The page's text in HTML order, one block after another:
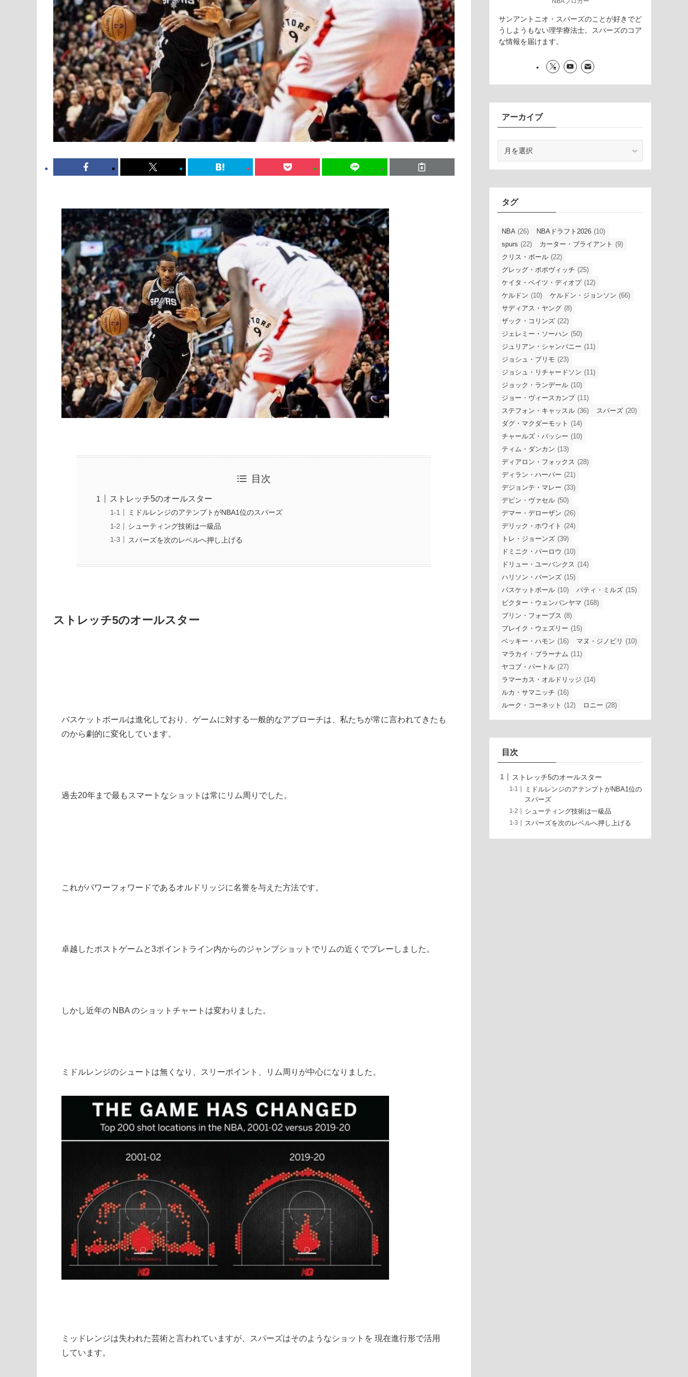
目次
ストレッチ5のオールスター
ミドルレンジのアテンプトがNBA1位のスパーズ
シューティング技術は一級品
スパーズを次のレベルへ押し上げる
ストレッチ5のオールスター
バスケットボールは進化しており、ゲームに対する一般的なアプローチは、私たちが常に言われてきたも
のから劇的に変化しています。
過去20年まで最もスマートなショットは常にリム周りでした。
これがパワーフォワードであるオルドリッジに名誉を与えた方法です。
卓越したポストゲームと3ポイントライン内からのジャンプショットでリムの近くでプレーしました。
しかし近年の NBA のショットチャートは変わりました。
ミドルレンジのシュートは無くなり、スリーポイント、リム周りが中心になりました。
ミッドレンジは失われた芸術と言われていますが、スパーズはそのようなショットを 現在進行形で活用
しています。
サンアントニオ・スパーズのことが好きでど
うしようもない理学療法士。スパーズのコア
な情報を届けます。
アーカイブ
ブ
タグ
NBA (26) NBAドラフト2026 (10)
spurs (22) カーター・ブライアント (9)
クリス・ポール (22)
グレッグ・ポポヴィッチ (25)
ケイタ・ベイツ・ディオプ (12)
ケルドン (10) ケルドン・ジョンソン (66)
サディアス・ヤング (8)
ザック・コリンズ (22)
ジェレミー・ソーハン (50)
ジュリアン・シャンパニー (11)
ジョシュ・プリモ (23)
ジョシュ・リチャードソン (11)
ジョック・ランデール (10)
ジョー・ヴィースカンプ (11)
ステフォン・キャッスル (36) スパーズ (20)
ダグ・マクダーモット (14)
チャールズ・バッシー (10)
ティム・ダンカン (13)
ディアロン・フォックス (28)
ディラン・ハーパー (21)
デジョンテ・マレー (33)
デビン・ヴァセル (50)
デマー・デローザン (26)
デリック・ホワイト (24)
トレ・ジョーンズ (39)
ドミニク・バーロウ (10)
ドリュー・ユーバンクス (14)
ハリソン・バーンズ (15)
バスケットボール (10) パティ・ミルズ (15)
ビクター・ウェンバンヤマ (168)
ブリン・フォーブス (8)
ブレイク・ウェズリー (15)
ベッキー・ハモン (16) マヌ・ジノビリ (10)
マラカイ・ブラーナム (11)
ヤコブ・パートル (27)
ラマーカス・オルドリッジ (14)
ルカ・サマニッチ (16)
ルーク・コーネット (12) ロニー (28)
目次
ストレッチ5のオールスター
ミドルレンジのアテンプトがNBA1位の
スパーズ
シューティング技術は一級品
スパーズを次のレベルへ押し上げる